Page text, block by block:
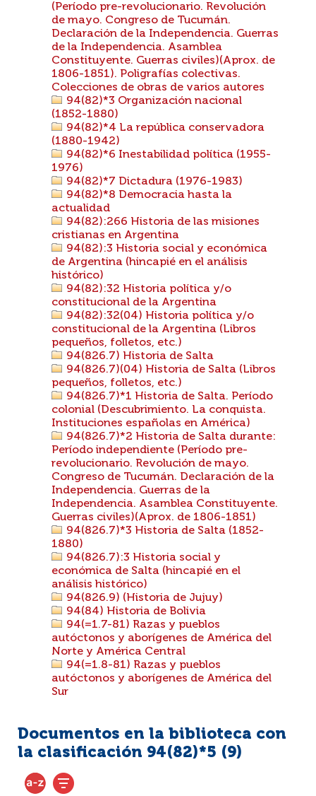
(Período pre-revolucionario. Revolución
de mayo. Congreso de Tucumán.
Declaración de la Independencia. Guerras
de la Independencia. Asamblea
Constituyente. Guerras civiles)(Aprox. de
1806-1851). Poligrafías colectivas.
Colecciones de obras de varios autores
94(82)*3 Organización nacional
(1852-1880)
94(82)*4 La república conservadora
(1880-1942)
94(82)*6 Inestabilidad política (1955-
1976)
94(82)*7 Dictadura (1976-1983)
94(82)*8 Democracia hasta la
actualidad
94(82):266 Historia de las misiones
cristianas en Argentina
94(82):3 Historia social y económica
de Argentina (hincapié en el análisis
histórico)
94(82):32 Historia política y/o
constitucional de la Argentina
94(82):32(04) Historia política y/o
constitucional de la Argentina (Libros
pequeños, folletos, etc.)
94(826.7) Historia de Salta
94(826.7)(04) Historia de Salta (Libros
pequeños, folletos, etc.)
94(826.7)*1 Historia de Salta. Período
colonial (Descubrimiento. La conquista.
Instituciones españolas en América)
94(826.7)*2 Historia de Salta durante:
Período independiente (Período pre-
revolucionario. Revolución de mayo.
Congreso de Tucumán. Declaración de la
Independencia. Guerras de la
Independencia. Asamblea Constituyente.
Guerras civiles)(Aprox. de 1806-1851)
94(826.7)*3 Historia de Salta (1852-
1880)
94(826.7):3 Historia social y
económica de Salta (hincapié en el
análisis histórico)
94(826.9) (Historia de Jujuy)
94(84) Historia de Bolivia
94(=1.7-81) Razas y pueblos
autóctonos y aborígenes de América del
Norte y América Central
94(=1.8-81) Razas y pueblos
autóctonos y aborígenes de América del
Sur
Documentos en la biblioteca con
la clasificación 94(82)*5 (9)